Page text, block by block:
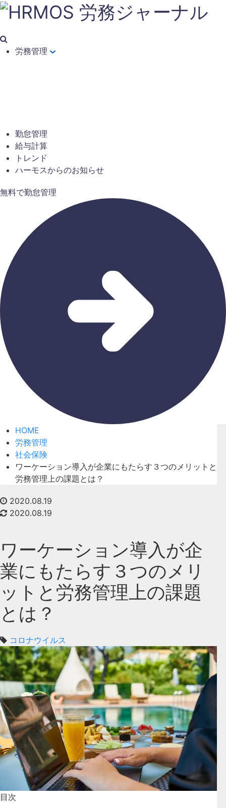
労務管理
勤怠管理
給与計算
トレンド
ハーモスからのお知らせ
無料で勤怠管理
HOME
労務管理
社会保険
ワーケーション導入が企業にもたらす３つのメリットと
労務管理上の課題とは？
2020.08.19
2020.08.19
ワーケーション導入が企
業にもたらす３つのメリ
ットと労務管理上の課題
とは？
コロナウイルス
目次